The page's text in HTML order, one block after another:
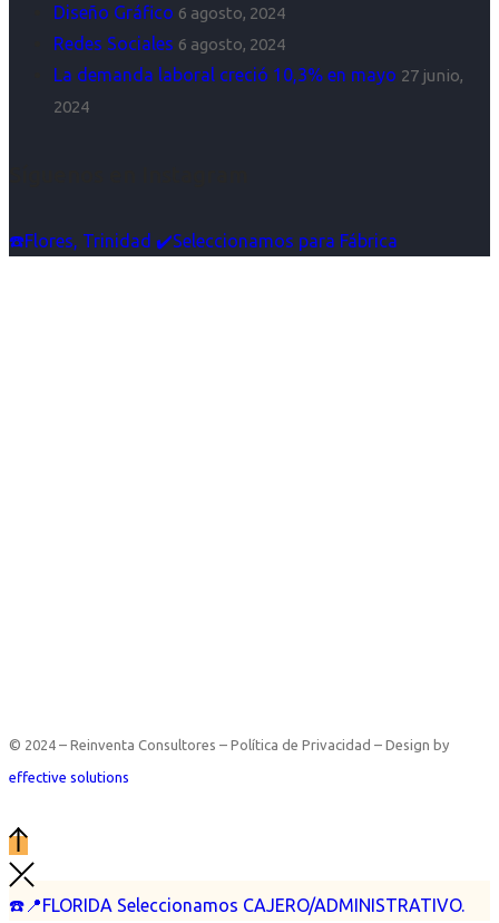
Diseño Gráfico 6 agosto, 2024
Redes Sociales 6 agosto, 2024
La demanda laboral creció 10,3% en mayo 27 junio,
2024
☎️Flores, Trinidad ✔️Seleccionamos para Fábrica
☎️📍FLORIDA Seleccionamos CAJERO/ADMINISTRATIVO.
© 2024 – Reinventa Consultores – Política de Privacidad – Design by
effective solutions